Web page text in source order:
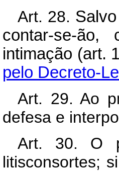
Art. 28.
contar-se-
intimação
pelo Decreto-
Art. 29. Ao
defesa e
Art. 30. O
litisconsortes;